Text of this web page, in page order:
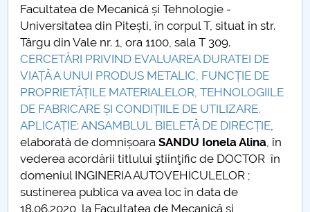
Facultatea de Mecanică și Tehnologie -
Universitatea din Pitești, în corpul T, situat în str.
Târgu din Vale nr. 1, ora 1100, sala T 309.
CERCETĂRI PRIVIND EVALUAREA DURATEI DE
VIAȚĂ A UNUI PRODUS METALIC, FUNCȚIE DE
PROPRIETĂȚILE MATERIALELOR, TEHNOLOGIILE
DE FABRICARE ȘI CONDIȚIILE DE UTILIZARE.
APLICAȚIE: ANSAMBLUL BIELETĂ DE DIRECȚIE,
elaborată de domnișoaraSANDU Ionela Alina, în
vederea acordării titlului ştiinţific de DOCTOR în
domeniul INGINERIA AUTOVEHICULELOR ;
sustinerea publica va avea loc în data de
18.06.2020, la Facultatea de Mecanică și